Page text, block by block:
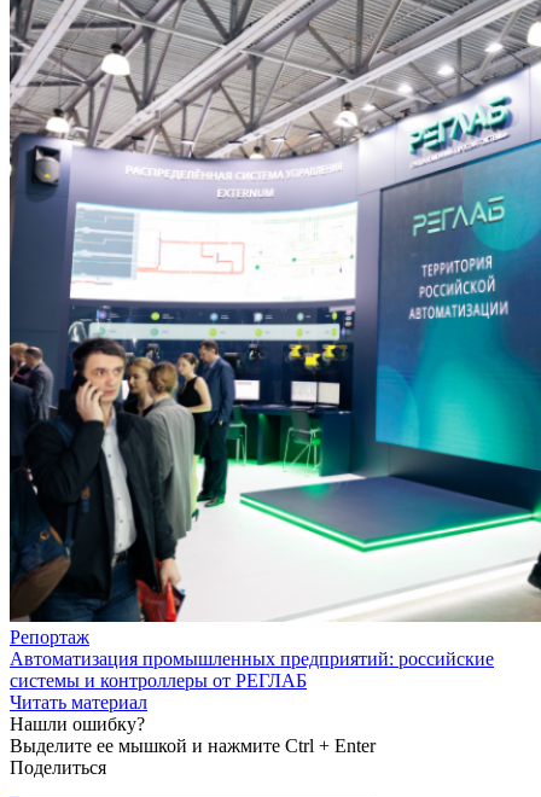
Репортаж
Автоматизация промышленных предприятий: российские
системы и контроллеры от РЕГЛАБ
Читать материал
Нашли ошибку?
Выделите ее мышкой и нажмите Ctrl + Enter
Поделиться